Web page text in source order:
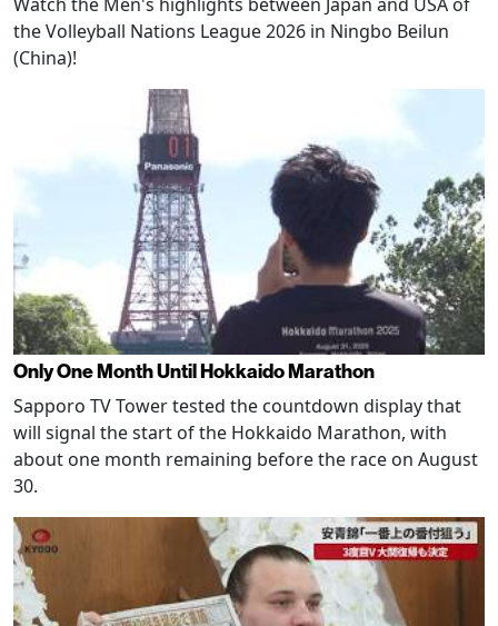
the Volleyball Nations League 2026 in Ningbo Beilun
(China)!
Only One Month Until Hokkaido Marathon
Sapporo TV Tower tested the countdown display that
will signal the start of the Hokkaido Marathon, with
about one month remaining before the race on August
30.